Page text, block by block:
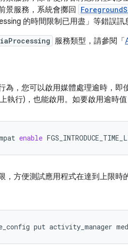
景服務，系統會擲回
的時間限制已用盡」等錯誤訊
服務類型，請參閱「
為，您可以啟用媒體處理逾時，
執行)，也能啟用。如要啟用逾時
enable
，方便測試應用程式在達到上限時
put activity_manager